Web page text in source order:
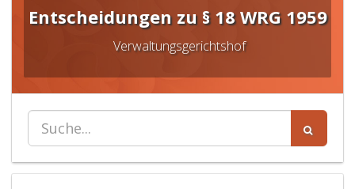
Entscheidungen zu § 18 WRG 1959
Verwaltungsgerichtshof